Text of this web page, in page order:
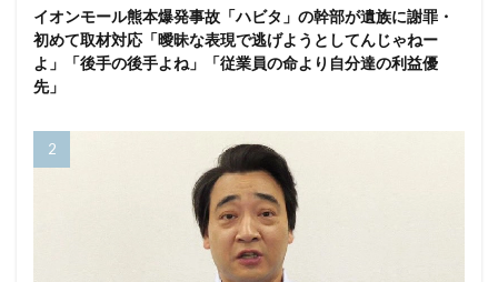
イオンモール熊本爆発事故「ハビタ」の幹部が遺族に謝罪・
初めて取材対応「曖昧な表現で逃げようとしてんじゃねー
よ」「後手の後手よね」「従業員の命より自分達の利益優
先」